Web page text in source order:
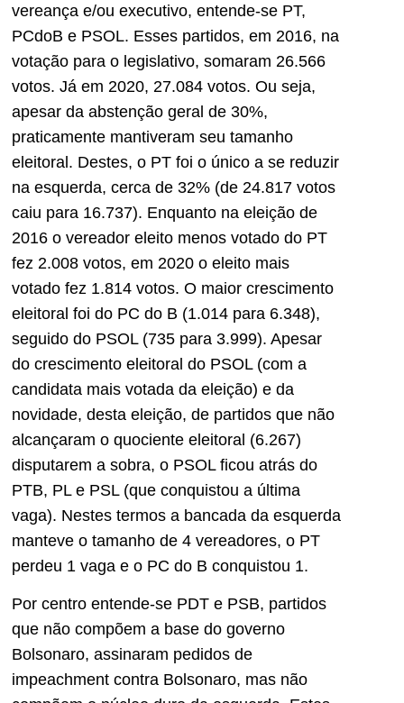
vereança e/ou executivo, entende-se PT,
PCdoB e PSOL. Esses partidos, em 2016, na
votação para o legislativo, somaram 26.566
votos. Já em 2020, 27.084 votos. Ou seja,
apesar da abstenção geral de 30%,
praticamente mantiveram seu tamanho
eleitoral. Destes, o PT foi o único a se reduzir
na esquerda, cerca de 32% (de 24.817 votos
caiu para 16.737). Enquanto na eleição de
2016 o vereador eleito menos votado do PT
fez 2.008 votos, em 2020 o eleito mais
votado fez 1.814 votos. O maior crescimento
eleitoral foi do PC do B (1.014 para 6.348),
seguido do PSOL (735 para 3.999). Apesar
do crescimento eleitoral do PSOL (com a
candidata mais votada da eleição) e da
novidade, desta eleição, de partidos que não
alcançaram o quociente eleitoral (6.267)
disputarem a sobra, o PSOL ficou atrás do
PTB, PL e PSL (que conquistou a última
vaga). Nestes termos a bancada da esquerda
manteve o tamanho de 4 vereadores, o PT
perdeu 1 vaga e o PC do B conquistou 1.
Por centro entende-se PDT e PSB, partidos
que não compõem a base do governo
Bolsonaro, assinaram pedidos de
impeachment contra Bolsonaro, mas não